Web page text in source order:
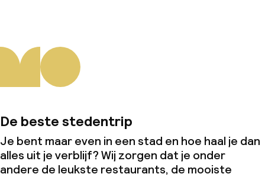
De beste stedentrip
Je bent maar even in een stad en hoe haal je dan
alles uit je verblijf? Wij zorgen dat je onder
andere de leukste restaurants, de mooiste